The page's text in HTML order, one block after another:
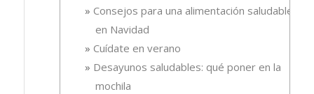
Consejos para una alimentación saludable
en Navidad
Cuídate en verano
Desayunos saludables: qué poner en la
mochila